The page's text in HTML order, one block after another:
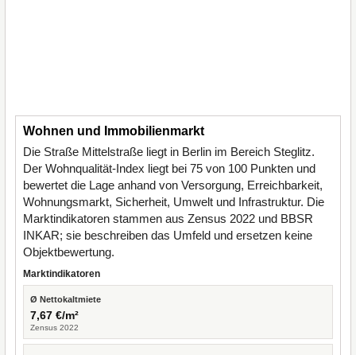
Wohnen und Immobilienmarkt
Die Straße Mittelstraße liegt in Berlin im Bereich Steglitz.
Der Wohnqualität-Index liegt bei 75 von 100 Punkten und
bewertet die Lage anhand von Versorgung, Erreichbarkeit,
Wohnungsmarkt, Sicherheit, Umwelt und Infrastruktur. Die
Marktindikatoren stammen aus Zensus 2022 und BBSR
INKAR; sie beschreiben das Umfeld und ersetzen keine
Objektbewertung.
Marktindikatoren
Ø Nettokaltmiete
7,67 €/m²
Zensus 2022